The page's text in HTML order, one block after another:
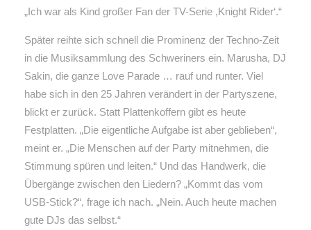
„Ich war als Kind großer Fan der TV-Serie ,Knight Rider‘.“
Später reihte sich schnell die Prominenz der Techno-Zeit
in die Musiksammlung des Schweriners ein. Marusha, DJ
Sakin, die ganze Love Parade … rauf und runter. Viel
habe sich in den 25 Jahren verändert in der Partyszene,
blickt er zurück. Statt Plattenkoffern gibt es heute
Festplatten. „Die eigentliche Aufgabe ist aber geblieben“,
meint er. „Die Menschen auf der Party mitnehmen, die
Stimmung spüren und leiten.“ Und das Handwerk, die
Übergänge zwischen den Liedern? „Kommt das vom
USB-Stick?“, frage ich nach. „Nein. Auch heute machen
gute DJs das selbst.“